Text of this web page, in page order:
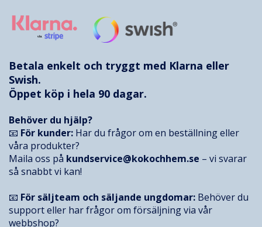
Betala enkelt och tryggt med Klarna eller
Swish.
Öppet köp i hela 90 dagar.
Behöver du hjälp?
📧 För kunder: Har du frågor om en beställning eller
våra produkter?
Maila oss på kundservice@kokochhem.se – vi svarar
så snabbt vi kan!
📧 För säljteam och säljande ungdomar: Behöver du
support eller har frågor om försäljning via vår
webbshop?